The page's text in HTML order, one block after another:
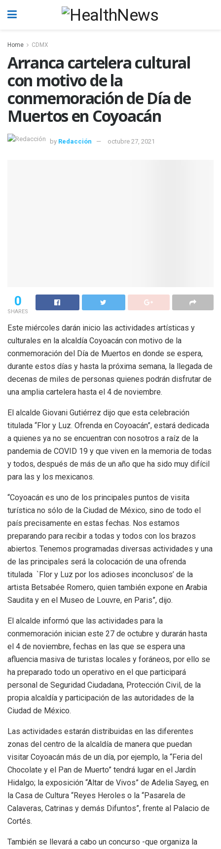
Home CDMX
Arranca cartelera cultural
con motivo de la
conmemoración de Día de
Muertos en Coyoacán
by Redacción octubre 27, 2021
0
SHARES
Este miércoles darán inicio las actividades artísticas y
culturales en la alcaldía Coyoacán con motivo de la
conmemoración del Día de Muertos en donde se espera,
durante estos días y hasta la próxima semana, la llegada de
decenas de miles de personas quienes podrán disfrutar de
una amplia cartelera hasta el 4 de noviembre.
El alcalde Giovani Gutiérrez dijo que esta celebración
titulada “Flor y Luz. Ofrenda en Coyoacán”, estará dedicada
a quienes ya no se encuentran con nosotros a raíz de la
pandemia de COVID 19 y que viven en la memoria de todas
y todos, después de más de un año que ha sido muy difícil
para las y los mexicanos.
“Coyoacán es uno de los principales puntos de visita
turística no sólo de la Ciudad de México, sino de todo el
país precisamente en estas fechas. Nos estamos
preparando para recibir a todas y todos con los brazos
abiertos. Tenemos programadas diversas actividades y una
de las principales será la colocación de una ofrenda
titulada `Flor y Luz por los adioses inconclusos’ de la
artista Betsabée Romero, quien también expone en Arabia
Saudita y en el Museo de Louvre, en Paris”, dijo.
El alcalde informó que las actividades para la
conmemoración inician este 27 de octubre y durarán hasta
el 4 de noviembre, fechas en las que se espera una
afluencia masiva de turistas locales y foráneos, por ello se
ha preparado todo un operativo en el que participará
personal de Seguridad Ciudadana, Protección Civil, de la
propia alcaldía y participación de las autoridades de la
Ciudad de México.
Las actividades estarán distribuidas en las diferentes
zonas del centro de la alcaldía de manera que puedan
visitar Coyoacán más de un día, por ejemplo, la “Feria del
Chocolate y el Pan de Muerto” tendrá lugar en el Jardín
Hidalgo; la exposición “Altar de Vivos” de Adelia Sayeg, en
la Casa de Cultura “Reyes Heroles o la “Pasarela de
Calaveras, Catrinas y demás Difuntos”, frente al Palacio de
Cortés.
También se llevará a cabo un concurso -que organiza la